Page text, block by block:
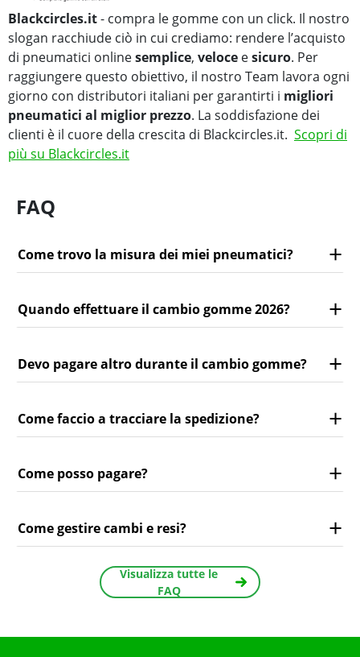
Blackcircles.it- compra le gomme con un click. Il nostro
slogan racchiude ciò in cui crediamo: rendere l’acquisto
di pneumatici onlinesemplice, veloce esicuro. Per
raggiungere questo obiettivo, il nostro Team lavora ogni
giorno con distributori italiani per garantirti i migliori
pneumatici al miglior prezzo. La soddisfazione dei
clienti è il cuore della crescita di Blackcircles.it. Scopri di
più su Blackcircles.it
FAQ
Come trovo la misura dei miei pneumatici?
Quando effettuare il cambio gomme 2026?
Devo pagare altro durante il cambio gomme?
Come faccio a tracciare la spedizione?
Come posso pagare?
Come gestire cambi e resi?
Visualizza tutte le
FAQ